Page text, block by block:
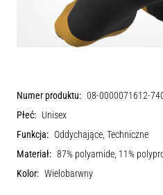
Numer produktu: 08-0000071612-
Płeć: Unisex
Funkcja: Oddychające, Techniczne
Materiał: 87% polyamide, 11%
Kolor: Wielobarwny